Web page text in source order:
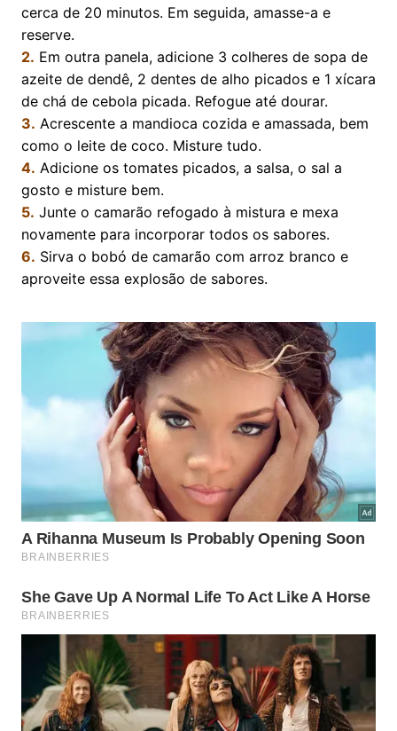
cerca de 20 minutos. Em seguida, amasse-a e
reserve.
2. Em outra panela, adicione 3 colheres de sopa de
azeite de dendê, 2 dentes de alho picados e 1 xícara
de chá de cebola picada. Refogue até dourar.
3. Acrescente a mandioca cozida e amassada, bem
como o leite de coco. Misture tudo.
4. Adicione os tomates picados, a salsa, o sal a
gosto e misture bem.
5. Junte o camarão refogado à mistura e mexa
novamente para incorporar todos os sabores.
6. Sirva o bobó de camarão com arroz branco e
aproveite essa explosão de sabores.